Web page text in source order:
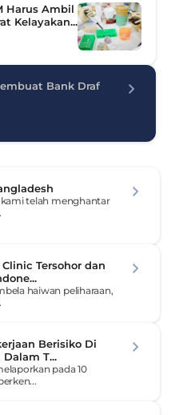
Harus Ambil
Kelayakan...
Bank Draf
telah menghantar
Tersohor dan
haiwan peliharaan,
Berisiko Di
T...
pada 10